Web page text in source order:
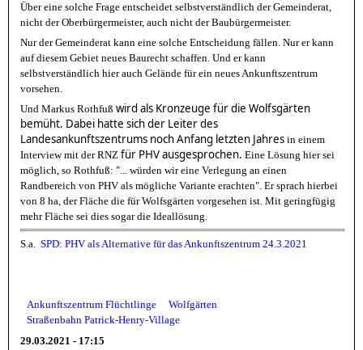
Über eine solche Frage entscheidet selbstverständlich der Gemeinderat,
nicht der Oberbürgermeister, auch nicht der Baubürgermeister.
Nur der Gemeinderat kann eine solche Entscheidung fällen. Nur er kann
auf diesem Gebiet neues Baurecht schaffen. Und er kann
selbstverständlich hier auch Gelände für ein neues Ankunftszentrum
vorsehen.
Und Markus Rothfuß wird als Kronzeuge für die Wolfsgärten
bemüht. Dabei hatte sich der Leiter des
Landesankunftszentrums noch Anfang letzten Jahres in einem
Interview mit der RNZ für PHV ausgesprochen. Eine Lösung hier sei
möglich, so Rothfuß: "... würden wir eine Verlegung an einen
Randbereich von PHV als mögliche Variante erachten". Er sprach hierbei
von 8 ha, der Fläche die für Wolfsgärten vorgesehen ist. Mit geringfügig
mehr Fläche sei dies sogar die Ideallösung.
S.a. SPD: PHV als Alternative für das Ankunftszentrum 24.3.2021
Ankunftszentrum Flüchtlinge
Wolfgärten
Straßenbahn Patrick-Henry-Village
29.03.2021 - 17:15